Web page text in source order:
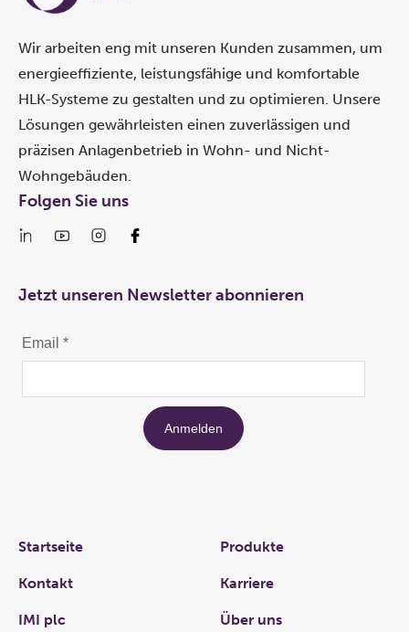
Wir arbeiten eng mit unseren Kunden zusammen, um
energieeffiziente, leistungsfähige und komfortable
HLK-Systeme zu gestalten und zu optimieren. Unsere
Lösungen gewährleisten einen zuverlässigen und
präzisen Anlagenbetrieb in Wohn- und Nicht-
Wohngebäuden.
Links
Startseite Produkte
Kontakt Karriere
IMI plc Über uns
Folgen Sie uns
Jetzt unseren Newsletter abonnieren